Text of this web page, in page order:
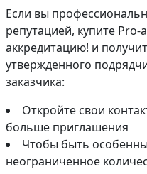
Если вы
репутацией, купите Pro-
аккредитацию! и
утвержденного
заказчика:
Откройте свои
больше приглашения
Чтобы быть
неограниченное